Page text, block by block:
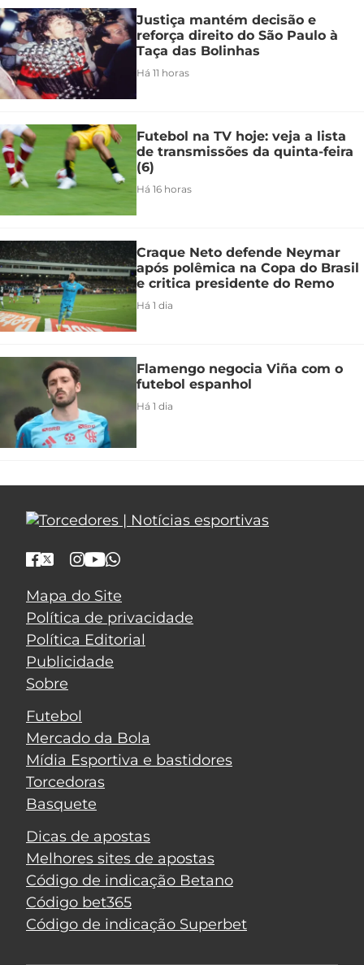
Justiça mantém decisão e
reforça direito do São Paulo à
Taça das Bolinhas
Há 11 horas
Futebol na TV hoje: veja a lista
de transmissões da quinta-feira
(6)
Há 16 horas
Craque Neto defende Neymar
após polêmica na Copa do Brasil
e critica presidente do Remo
Há 1 dia
Flamengo negocia Viña com o
futebol espanhol
Há 1 dia
Mapa do Site
Política de privacidade
Política Editorial
Publicidade
Sobre
Futebol
Mercado da Bola
Mídia Esportiva e bastidores
Torcedoras
Basquete
Dicas de apostas
Melhores sites de apostas
Código de indicação Betano
Código bet365
Código de indicação Superbet